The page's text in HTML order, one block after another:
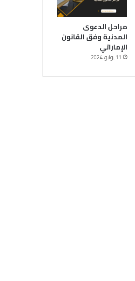
مراحل الدعوى
المدنية وفق القانون
الإماراتي
11 يوليو، 2024